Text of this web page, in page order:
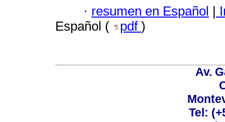
· resumen en Español
Español (
pdf )
Av.
Tel: